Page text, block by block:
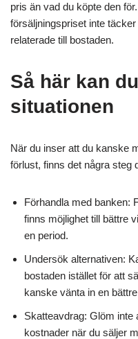
pris än vad du köpte den
försäljningspriset inte
relaterade till bostaden.
Så här kan
situationen
När du inser att du kanske
förlust, finns det några steg
Förhandla med banken:
finns möjlighet till bättre
en period.
Undersök alternativen:
bostaden istället för att
kanske vänta in en
Skatteavdrag: Glöm inte
kostnader när du säljer